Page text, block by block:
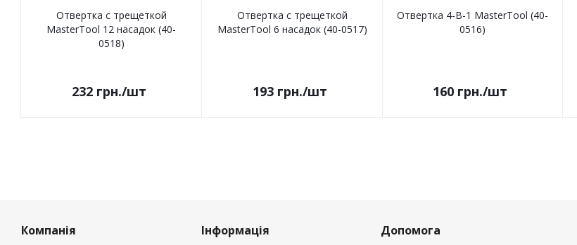
Отвертка с трещеткой
MasterTool 12 насадок (40-
0518)
232грн./шт
Отвертка с трещеткой
MasterTool 6 насадок (40-0517)
193грн./шт
Отвертка 4-В-1 MasterTool (40-
0516)
160 грн./шт
Компанія Інформація Допомога